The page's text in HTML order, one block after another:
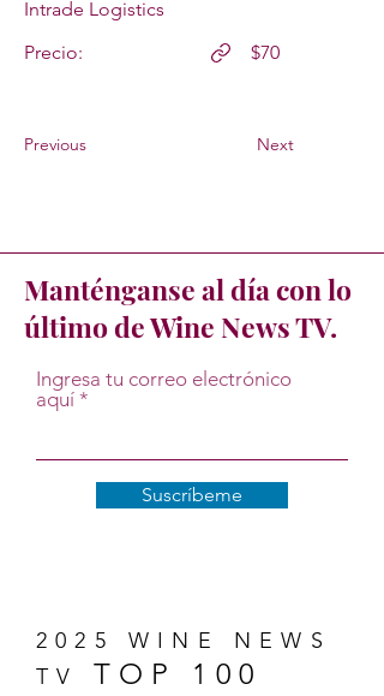
Intrade Logistics
Precio:
Previous
$70
Next
Manténganse al día con lo
último de Wine News TV.
Ingresa tu correo electrónico
aquí
Suscríbeme
2025 WINE NEWS
TV TOP 100